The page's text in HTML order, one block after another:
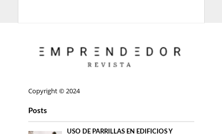
Copyright © 2024
Posts
USO DE PARRILLAS EN EDIFICIOS Y